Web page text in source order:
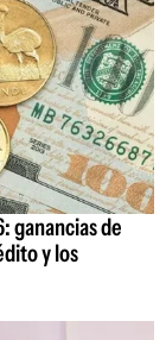
ganancias de
y los